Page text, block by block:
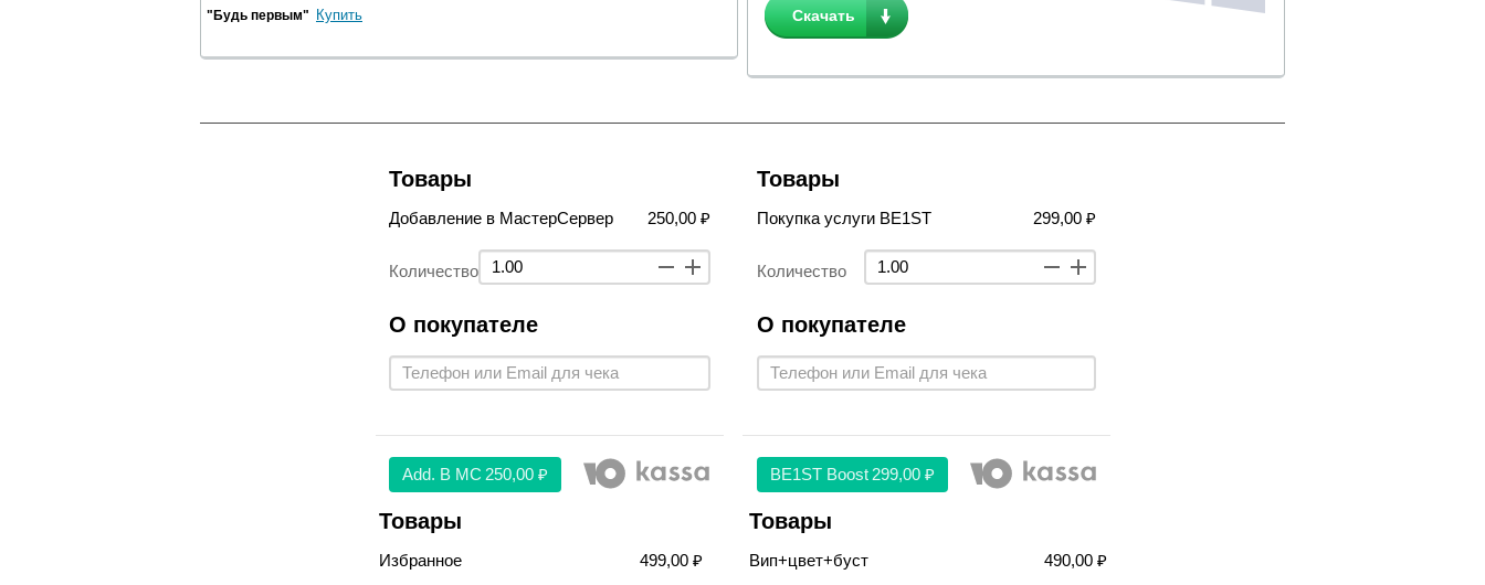
"Будь первым" Купить Скачать
Товары
Добавление в МастерСервер 250,00 ₽
Количество
О покупателе
Аdd. В МС 250,00 ₽
Товары
Покупка услуги BE1ST 299,00 ₽
Количество
О покупателе
BE1ST Boost 299,00 ₽
Товары
Избранное 499,00 ₽
Товары
Вип+цвет+буст 490,00 ₽